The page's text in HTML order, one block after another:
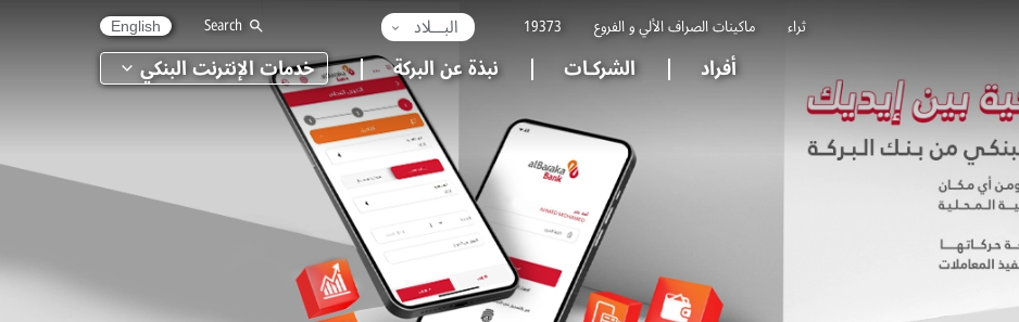
أفراد الشركـات نبذة عن البركة خدمات الإنترنت البنكي
ثراء ماكينات الصراف الألي و الفروع 19373 البـــلاد Search
English